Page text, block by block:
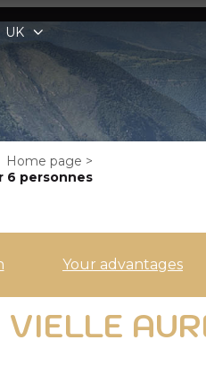
UK
Home page >
6 personnes
Your advantages